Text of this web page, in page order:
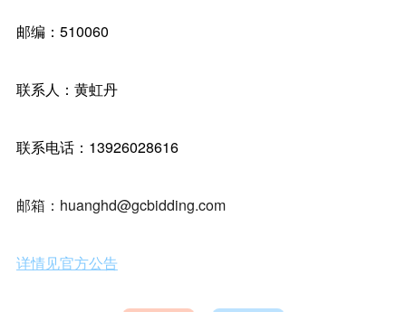
邮编：510060
联系人：黄虹丹
联系电话：13926028616
邮箱：huanghd@gcbidding.com
详情见官方公告